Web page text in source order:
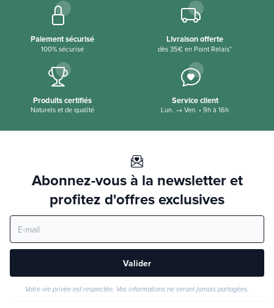
Paiement sécurisé
100% sécurisé
Livraison offerte
dès 35€ en Point Relais*
Produits certifiés
Naturels et de qualité
Service client
Lun. → Ven. • 9h à 16h
Abonnez-vous à la newsletter et
profitez d'offres exclusives
Valider
Votre vie privée est respectée. Vos informations ne seront jamais partagées.